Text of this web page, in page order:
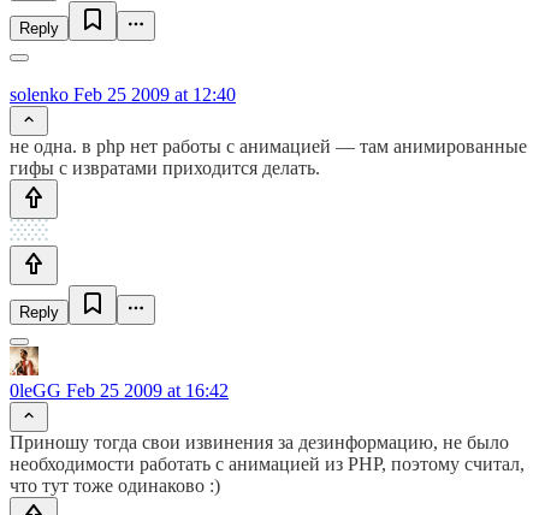
Reply
solenko Feb 25 2009 at 12:40
не одна. в php нет работы с анимацией — там анимированные
гифы с извратами приходится делать.
Reply
0leGG Feb 25 2009 at 16:42
Приношу тогда свои извинения за дезинформацию, не было
необходимости работать с анимацией из PHP, поэтому считал,
что тут тоже одинаково :)